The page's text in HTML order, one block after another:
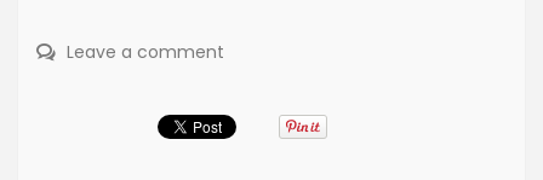
Leave a comment